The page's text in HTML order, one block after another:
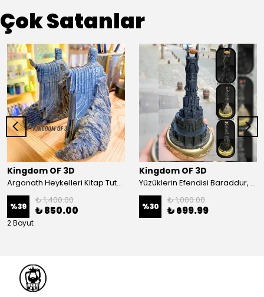
Çok Satanlar
Kingdom OF 3D
Argonath Heykelleri Kitap Tutucu, Yüzüklerin Efendisi Figür, Argonath Bookend, 2 Parça (Sağ, Sol)
%39
₺ 1,400.00
₺ 850.00
2 Boyut
Kingdom OF 3D
Yüzüklerin Efendisi Baraddur, Lord Of The Rings, Sauron'un Gözü Biblo, Barad Dur Kale
%30
₺ 1,000.00
₺ 699.99